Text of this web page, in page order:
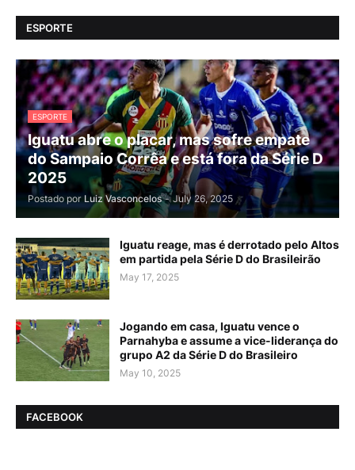
ESPORTE
ESPORTE
Iguatu abre o placar, mas sofre empate
do Sampaio Corrêa e está fora da Série D
2025
Postado por Luiz Vasconcelos - July 26, 2025
Iguatu reage, mas é derrotado pelo Altos
em partida pela Série D do Brasileirão
May 17, 2025
Jogando em casa, Iguatu vence o
Parnahyba e assume a vice-liderança do
grupo A2 da Série D do Brasileiro
May 10, 2025
FACEBOOK